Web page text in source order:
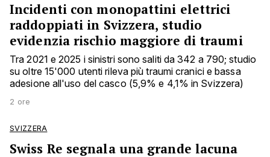
Incidenti con monopattini elettrici
raddoppiati in Svizzera, studio
evidenzia rischio maggiore di traumi
Tra 2021 e 2025 i sinistri sono saliti da 342 a 790; studio
su oltre 15'000 utenti rileva più traumi cranici e bassa
adesione all'uso del casco (5,9% e 4,1% in Svizzera)
2 ore
SVIZZERA
Swiss Re segnala una grande lacuna